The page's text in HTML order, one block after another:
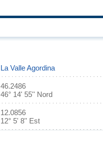
La Valle Agordina
46.2486
46° 14' 55'' Nord
12.0856
12° 5' 8'' Est